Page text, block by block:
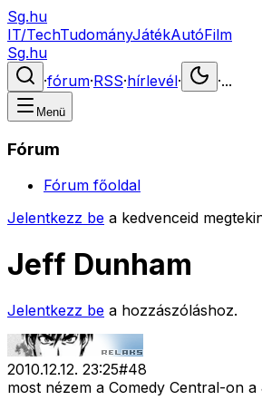
Sg.hu
IT/TechTudományJátékAutóFilm
Sg.hu
·fórum·RSS·hírlevél· ·...
Menü
Fórum
Fórum főoldal
Jelentkezz be a kedvenceid
Jeff Dunham
Jelentkezz be a hozzászóláshoz.
2010.12.12. 23:25#48
most nézem a Comedy Central-on